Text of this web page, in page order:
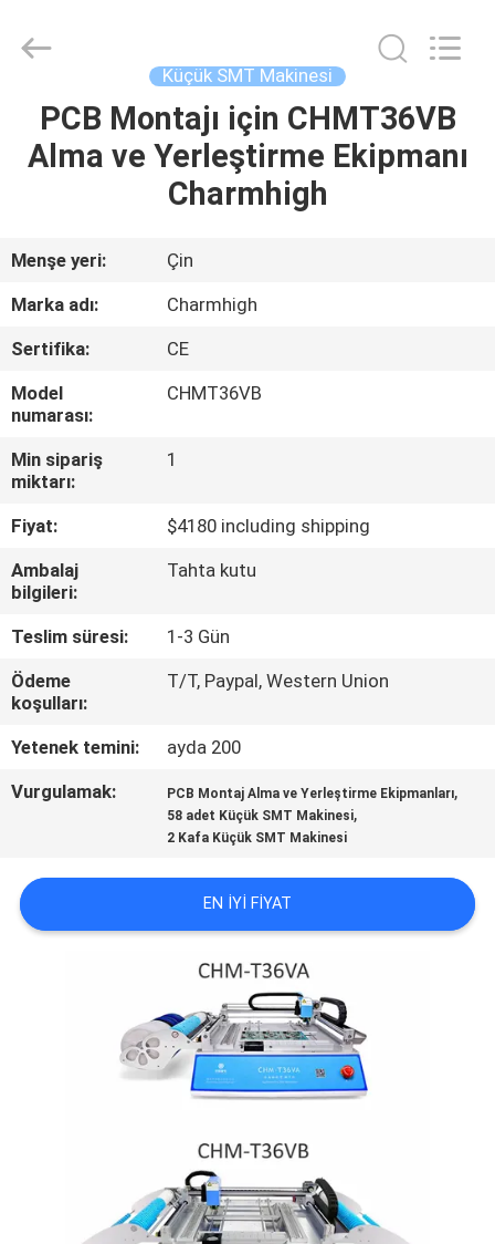
VIDEOLAR
FABRIKA
KALITE
KONTROLÜ
ULAŞIN
HABERLER
SHOPPING
LINE
SITE
GIZLILIK
POLITIKASI
TECHNOLOGY
LIMITED.
Reserved.
Küçük SMT Makinesi
PCB Montajı için CHMT36VB
Alma ve Yerleştirme Ekipmanı
Charmhigh
Menşe yeri:
Çin
Marka adı:
Charmhigh
Sertifika:
CE
Model
numarası:
CHMT36VB
Min sipariş
miktarı:
1
Fiyat:
$4180 including shipping
Ambalaj
bilgileri:
Tahta kutu
Teslim süresi:
1-3 Gün
Ödeme
koşulları:
T/T, Paypal, Western Union
Yetenek temini:
ayda 200
Vurgulamak:
PCB Montaj Alma ve Yerleştirme Ekipmanları,
58 adet Küçük SMT Makinesi,
2 Kafa Küçük SMT Makinesi
EN IYI FIYAT